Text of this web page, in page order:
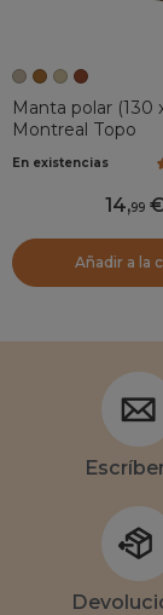
Manta polar (130
Montreal Topo
En existencias
14,99
Añadir a la